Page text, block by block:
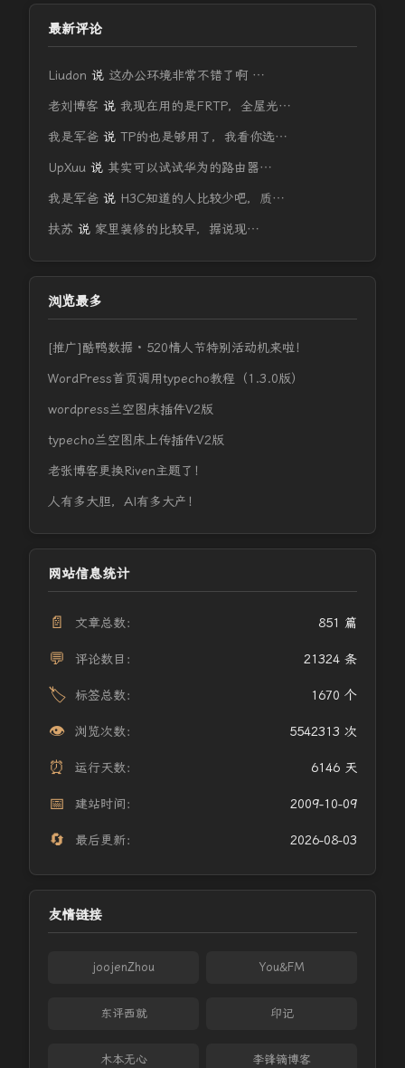
最新评论
Liudon 说 这办公环境非常不错了啊 …
老刘博客 说 我现在用的是FRTP，全屋光…
我是军爸 说 TP的也是够用了，我看你选…
UpXuu 说 其实可以试试华为的路由器…
我是军爸 说 H3C知道的人比较少吧，质…
扶苏 说 家里装修的比较早，据说现…
浏览最多
[推广]酷鸭数据 · 520情人节特别活动机来啦！
WordPress首页调用typecho教程（1.3.0版）
wordpress兰空图床插件V2版
typecho兰空图床上传插件V2版
老张博客更换Riven主题了！
人有多大胆，AI有多大产！
网站信息统计
📄 文章总数： 851 篇
💬 评论数目： 21324 条
🏷️ 标签总数： 1670 个
👁️ 浏览次数： 5542313 次
⏰ 运行天数： 6146 天
📅 建站时间： 2009-10-09
🔄 最后更新： 2026-08-03
友情链接
joojenZhou You&FM
东评西就 印记
木本无心 李锋镝博客